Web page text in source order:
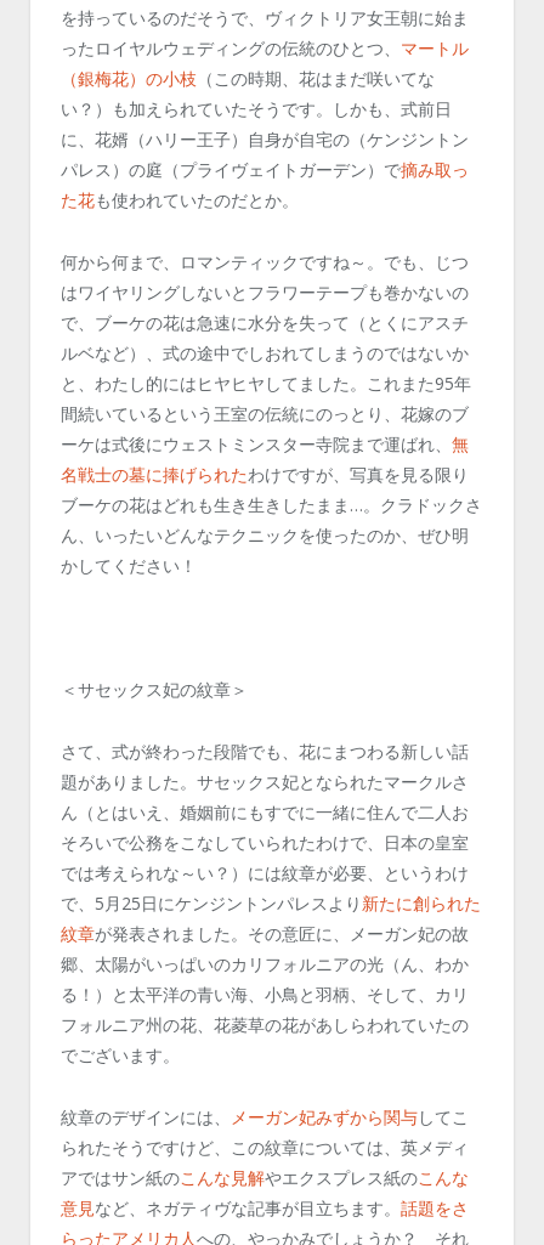
を持っているのだそうで、ヴィクトリア女王朝に始ま
ったロイヤルウェディングの伝統のひとつ、 マートル
（銀梅花）の小枝 （この時期、花はまだ咲いてな
い？）も加えられていたそうです。しかも、式前日
に、花婿（ハリー王子）自身が自宅の（ケンジントン
パレス）の庭（プライヴェイトガーデン）で摘み取っ
た花も使われていたのだとか。
何から何まで、ロマンティックですね～。でも、じつ
はワイヤリングしないとフラワーテープも巻かないの
で、ブーケの花は急速に水分を失って（とくにアスチ
ルベなど）、式の途中でしおれてしまうのではないか
と、わたし的にはヒヤヒヤしてました。これまた95年
間続いているという王室の伝統にのっとり、花嫁のブ
ーケは式後にウェストミンスター寺院まで運ばれ、 無
名戦士の墓に捧げられたわけですが、写真を見る限り
ブーケの花はどれも生き生きしたまま…。クラドックさ
ん、いったいどんなテクニックを使ったのか、ぜひ明
かしてください！
＜サセックス妃の紋章＞
さて、式が終わった段階でも、花にまつわる新しい話
題がありました。サセックス妃となられたマークルさ
ん（とはいえ、婚姻前にもすでに一緒に住んで二人お
そろいで公務をこなしていられたわけで、日本の皇室
では考えられな～い？）には紋章が必要、というわけ
で、5月25日にケンジントンパレスより 新たに創られた
紋章が発表されました。その意匠に、メーガン妃の故
郷、太陽がいっぱいのカリフォルニアの光（ん、わか
る！）と太平洋の青い海、小鳥と羽柄、そして、カリ
フォルニア州の花、花菱草の花があしらわれていたの
でございます。
紋章のデザインには、 メーガン妃みずから関与してこ
られたそうですけど、この紋章については、英メディ
アではサン紙のこんな見解やエクスプレス紙のこんな
意見など、ネガティヴな記事が目立ちます。 話題をさ
らったアメリカ人への、やっかみでしょうか？ それ